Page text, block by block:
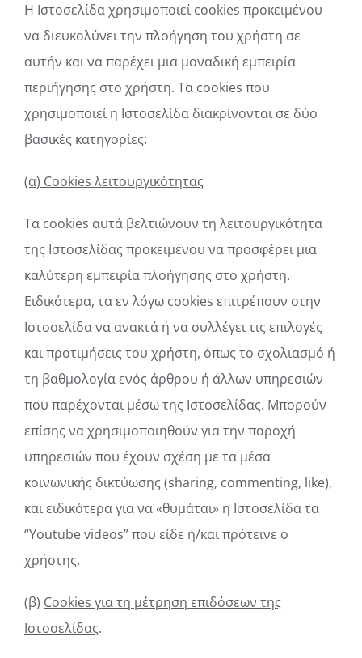
Η Ιστοσελίδα χρησιμοποιεί cookies προκειμένου
να διευκολύνει την πλοήγηση του χρήστη σε
αυτήν και να παρέχει μια μοναδική εμπειρία
περιήγησης στο χρήστη. Τα cookies που
χρησιμοποιεί η Ιστοσελίδα διακρίνονται σε δύο
βασικές κατηγορίες:
(α) Cookies λειτουργικότητας
Τα cookies αυτά βελτιώνουν τη λειτουργικότητα
της Ιστοσελίδας προκειμένου να προσφέρει μια
καλύτερη εμπειρία πλοήγησης στο χρήστη.
Ειδικότερα, τα εν λόγω cookies επιτρέπουν στην
Ιστοσελίδα να ανακτά ή να συλλέγει τις επιλογές
και προτιμήσεις του χρήστη, όπως το σχολιασμό ή
τη βαθμολογία ενός άρθρου ή άλλων υπηρεσιών
που παρέχονται μέσω της Ιστοσελίδας. Μπορούν
επίσης να χρησιμοποιηθούν για την παροχή
υπηρεσιών που έχουν σχέση με τα μέσα
κοινωνικής δικτύωσης (sharing, commenting, like),
και ειδικότερα για να «θυμάται» η Ιστοσελίδα τα
“Youtube videos” που είδε ή/και πρότεινε ο
χρήστης.
(β) Cookies για τη μέτρηση επιδόσεων της
Ιστοσελίδας.